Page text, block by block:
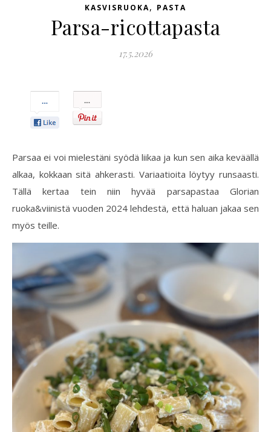
KASVISRUOKA, PASTA
Parsa-ricottapasta
17.5.2026
It!
Parsaa ei voi mielestäni syödä liikaa ja kun sen aika keväällä
alkaa, kokkaan sitä ahkerasti. Variaatioita löytyy runsaasti.
Tällä kertaa tein niin hyvää parsapastaa Glorian
ruoka&viinistä vuoden 2024 lehdestä, että haluan jakaa sen
myös teille.